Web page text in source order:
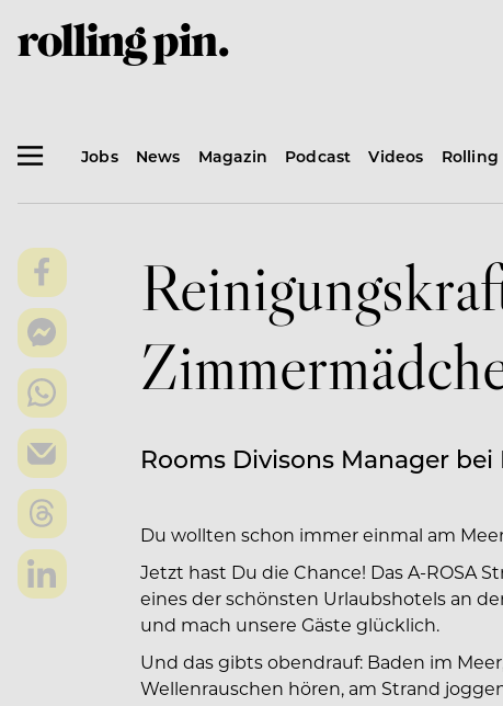
Jobs News Magazin Podcast Videos
Rooms Divisons Manager
Du wollten schon immer einmal am
Jetzt hast Du die Chance! Das A-ROSA
eines der schönsten Urlaubshotels an
und mach unsere Gäste glücklich.
Und das gibts obendrauf: Baden im
Wellenrauschen hören, am Strand